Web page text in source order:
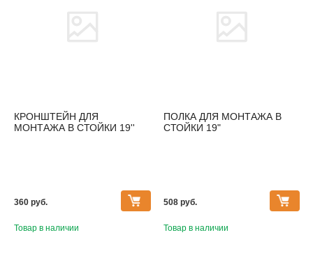
КРОНШТЕЙН ДЛЯ
МОНТАЖА В СТОЙКИ 19''
360 pуб.
Товар в наличии
ПОЛКА ДЛЯ МОНТАЖА В
СТОЙКИ 19"
508 pуб.
Товар в наличии